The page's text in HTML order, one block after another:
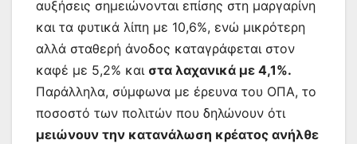
αυξήσεις σημειώνονται επίσης στη μαργαρίνη
και τα φυτικά λίπη με 10,6%, ενώ μικρότερη
αλλά σταθερή άνοδος καταγράφεται στον
καφέ με 5,2% και στα λαχανικά με 4,1%.
Παράλληλα, σύμφωνα με έρευνα του ΟΠΑ, το
ποσοστό των πολιτών που δηλώνουν ότι
μειώνουν την κατανάλωση κρέατος ανήλθε